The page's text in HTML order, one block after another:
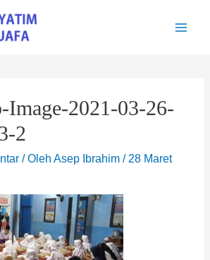
Image-2021-03-26-
2
/ Oleh Asep Ibrahim / 28 Maret